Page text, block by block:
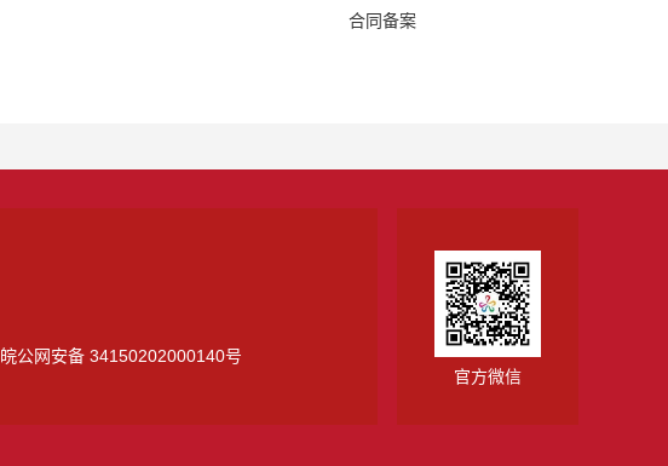
合同备案
皖公网安备 34150202000140号
官方微信